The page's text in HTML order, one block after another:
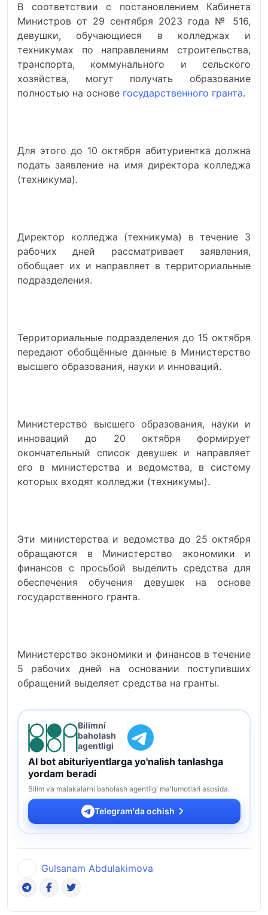
В соответствии с постановлением Кабинета
Министров от 29 сентября 2023 года № 516,
девушки, обучающиеся в колледжах и
техникумах по направлениям строительства,
транспорта, коммунального и сельского
хозяйства, могут получать образование
полностью на основе государственного гранта.
Для этого до 10 октября абитуриентка должна
подать заявление на имя директора колледжа
(техникума).
Директор колледжа (техникума) в течение 3
рабочих дней рассматривает заявления,
обобщает их и направляет в территориальные
подразделения.
Территориальные подразделения до 15 октября
передают обобщённые данные в Министерство
высшего образования, науки и инноваций.
Министерство высшего образования, науки и
инноваций до 20 октября формирует
окончательный список девушек и направляет
его в министерства и ведомства, в систему
которых входят колледжи (техникумы).
Эти министерства и ведомства до 25 октября
обращаются в Министерство экономики и
финансов с просьбой выделить средства для
обеспечения обучения девушек на основе
государственного гранта.
Министерство экономики и финансов в течение
5 рабочих дней на основании поступивших
обращений выделяет средства на гранты.
Bilimni
baholash
agentligi
AI bot abituriyentlarga yo'nalish tanlashga
yordam beradi
Bilim va malakalarni baholash agentligi ma'lumotlari asosida.
Telegram'da ochish
Gulsanam Abdulakimova